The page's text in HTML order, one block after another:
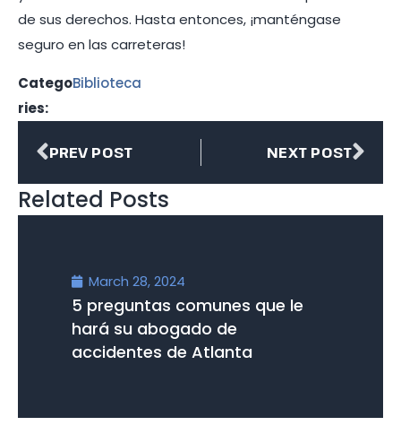
Related Posts
March 28, 2024
5 preguntas comunes que le
hará su abogado de
accidentes de Atlanta
de sus derechos. Hasta entonces, ¡manténgase
seguro en las carreteras!
Catego
ries:
Biblioteca
PREV POST NEXT POST